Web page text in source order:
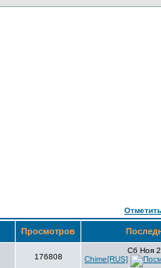
Просмотров
176808
Сб Ноя
Chime[RUS]